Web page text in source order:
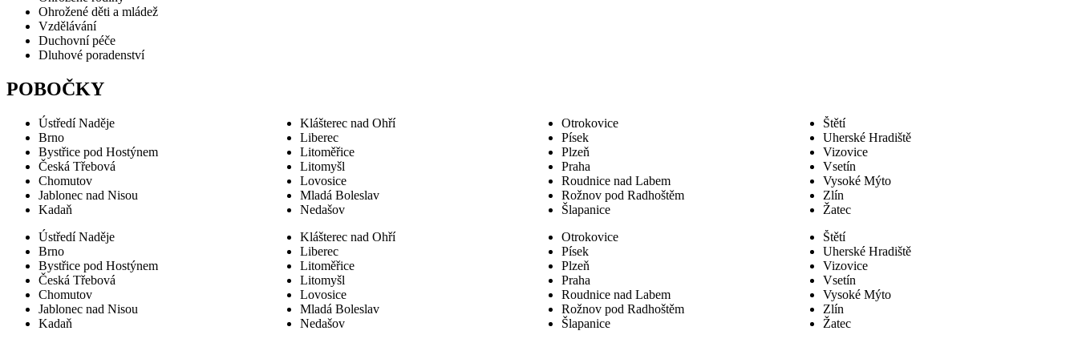
Ohrožené děti a mládež
Vzdělávání
Duchovní péče
Dluhové poradenství
POBOČKY
Ústředí Naděje
Brno
Bystřice pod Hostýnem
Česká Třebová
Chomutov
Jablonec nad Nisou
Kadaň
Klášterec nad Ohří
Liberec
Litoměřice
Litomyšl
Lovosice
Mladá Boleslav
Nedašov
Otrokovice
Písek
Plzeň
Praha
Roudnice nad Labem
Rožnov pod Radhoštěm
Šlapanice
Štětí
Uherské Hradiště
Vizovice
Vsetín
Vysoké Mýto
Zlín
Žatec
Ústředí Naděje
Brno
Bystřice pod Hostýnem
Česká Třebová
Chomutov
Jablonec nad Nisou
Kadaň
Klášterec nad Ohří
Liberec
Litoměřice
Litomyšl
Lovosice
Mladá Boleslav
Nedašov
Otrokovice
Písek
Plzeň
Praha
Roudnice nad Labem
Rožnov pod Radhoštěm
Šlapanice
Štětí
Uherské Hradiště
Vizovice
Vsetín
Vysoké Mýto
Zlín
Žatec